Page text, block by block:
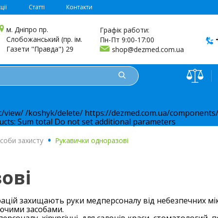
Статті Контакти
м. Дніпро пр.
Слобожанський (пр. ім.
Газети "Правда") 29
Графік работи:
Пн-Пт 9:00-17:00
shop@dezmed.com.ua
view//koshyk/delete/ https://dezmed.com.ua/
Sum total Do not set additional parameters
захисту . Рукавички одноразові
захищають руки медперсоналу від небезпечних
засобами.